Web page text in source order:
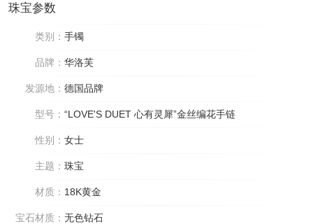
珠宝参数
类别： 手镯
品牌： 华洛芙
发源地： 德国品牌
型号： “LOVE'S DUET 心有灵犀”金丝编花手链
性别： 女士
主题： 珠宝
材质： 18K黄金
宝石材质： 无色钻石